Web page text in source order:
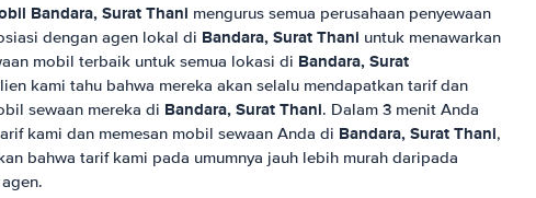
Bandara, Surat Thani mengurus semua perusahaan penyewaan
dengan agen lokal di Bandara, Surat Thani untuk menawarkan
mobil terbaik untuk semua lokasi di Bandara, Surat
kami tahu bahwa mereka akan selalu mendapatkan tarif dan
sewaan mereka di Bandara, Surat Thani. Dalam 3 menit Anda
kami dan memesan mobil sewaan Anda di Bandara, Surat Thani,
bahwa tarif kami pada umumnya jauh lebih murah daripada